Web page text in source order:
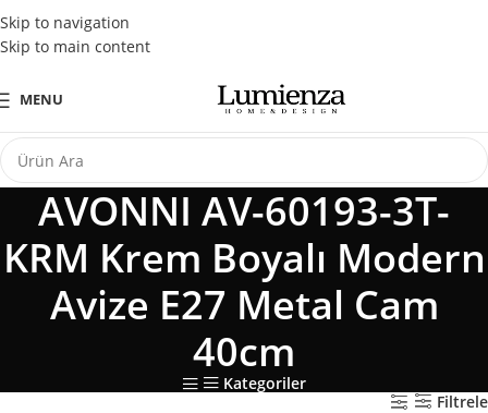
Skip to navigation
Skip to main content
Tüm Kredi Kartlarına Peşin Fiyatına 3 Taksit Fırsatı
MENU
AVONNI AV-60193-3T-
KRM Krem Boyalı Modern
Avize E27 Metal Cam
40cm
Kategoriler
Filtrele